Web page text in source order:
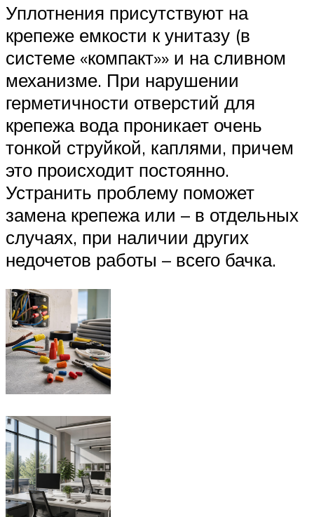
Уплотнения присутствуют на
крепеже емкости к унитазу (в
системе «компакт»» и на сливном
механизме. При нарушении
герметичности отверстий для
крепежа вода проникает очень
тонкой струйкой, каплями, причем
это происходит постоянно.
Устранить проблему поможет
замена крепежа или – в отдельных
случаях, при наличии других
недочетов работы – всего бачка.